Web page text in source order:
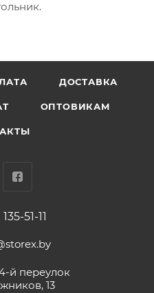
ДОСТАВКА
ОПТОВИКАМ
51-11
й переулок
13